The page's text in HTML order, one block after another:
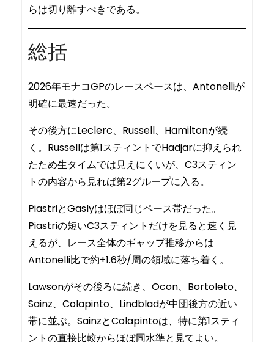
らは切り離すべきである。
総括
2026年モナコGPのレースペースは、Antonelliが
明確に最速だった。
その後方にLeclerc、Russell、Hamiltonが続
く。Russellは第1スティントでHadjarに抑えられ
たため生タイムでは見えにくいが、C3スティン
トの内容から見れば第2グループに入る。
PiastriとGaslyはほぼ同じペース帯だった。
Piastriの短いC3スティントだけを見ると速く見
えるが、レース全体のギャップ推移からは
Antonelli比で約+1.6秒/周の領域に落ち着く。
Lawsonがその後ろに続き、Ocon、Bortoleto、
Sainz、Colapinto、Lindbladが中団後方の近い
帯に並ぶ。SainzとColapintoは、特に第1スティ
ントの直接比較からほぼ同水準と見てよい。